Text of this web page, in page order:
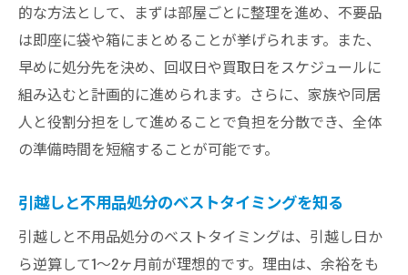
不用品処分のタイミングで引越しが変わる
理由
引越し前後の不用品整理を比較してみよう
不用品は引越し前後どちらで処分すべきか
タイミング別の不用品処分メリット解説
画
安心して任せられる不用品処分の選び方解説
信頼できる不用品処分サービスの見極め方
的な方法として、まずは部屋ごとに整理を進め、不要品
は即座に袋や箱にまとめることが挙げられます。また、
早めに処分先を決め、回収日や買取日をスケジュールに
組み込むと計画的に進められます。さらに、家族や同居
人と役割分担をして進めることで負担を分散でき、全体
の準備時間を短縮することが可能です。
引越しと不用品処分のベストタイミングを知る
引越しと不用品処分のベストタイミングは、引越し日か
ら逆算して1～2ヶ月前が理想的です。理由は、余裕をも